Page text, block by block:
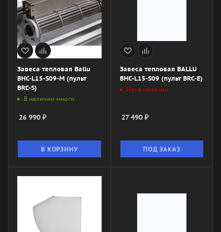
Завеса тепловая Ballu
BHC-L15-S09-M (пульт
BRC-S)
В наличии много
26 990 ₽
В КОРЗИНУ
Завеса тепловая BALLU
BHC-L15-S09 (пульт BRC-E)
Нет в наличии
27 490₽
ПОД ЗАКАЗ